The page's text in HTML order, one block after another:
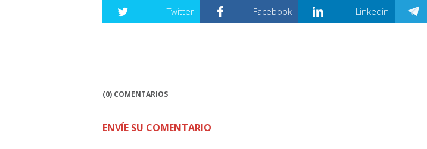
Twitter Facebook Linkedin
(0) COMENTARIOS
ENVÍE SU COMENTARIO